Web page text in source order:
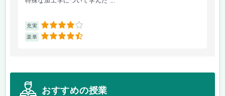
充実 4
楽単 4.5
おすすめの授業